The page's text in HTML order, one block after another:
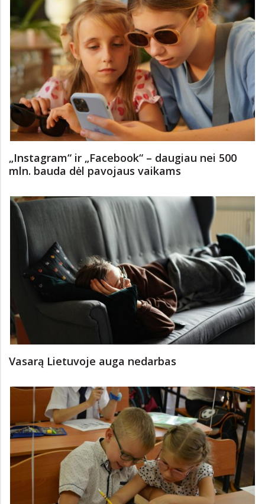
„Instagram“ ir „Facebook“ – daugiau nei 500
mln. bauda dėl pavojaus vaikams
Vasarą Lietuvoje auga nedarbas